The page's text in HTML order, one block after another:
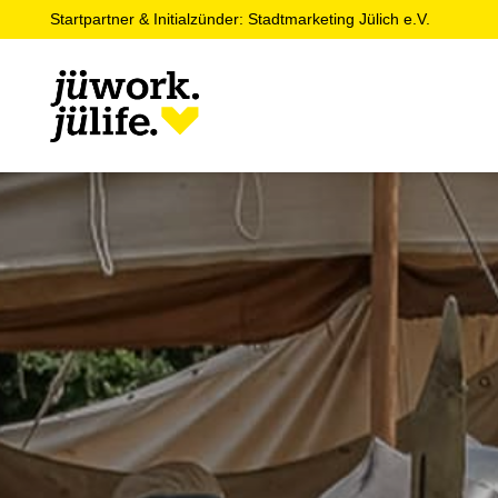
Startpartner & Initialzünder: Stadtmarketing Jülich e.V.